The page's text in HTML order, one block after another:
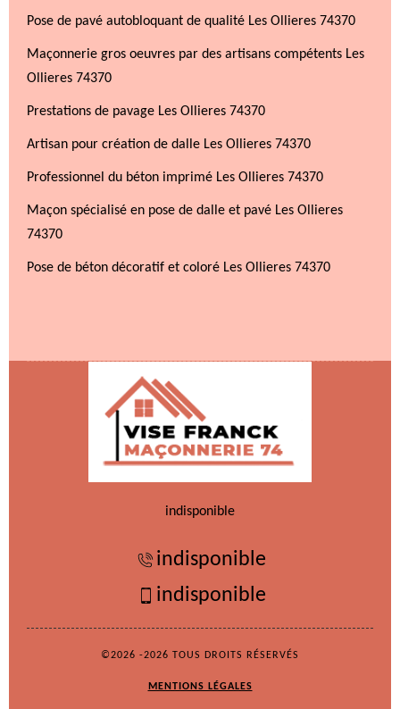
Pose de pavé autobloquant de qualité Les Ollieres 74370
Maçonnerie gros oeuvres par des artisans compétents Les
Ollieres 74370
Prestations de pavage Les Ollieres 74370
Artisan pour création de dalle Les Ollieres 74370
Professionnel du béton imprimé Les Ollieres 74370
Maçon spécialisé en pose de dalle et pavé Les Ollieres
74370
Pose de béton décoratif et coloré Les Ollieres 74370
indisponible
indisponible
indisponible
©2026 -2026 TOUS DROITS RÉSERVÉS
MENTIONS LÉGALES